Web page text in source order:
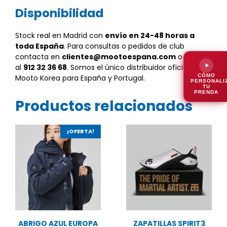
Disponibilidad
Stock real en Madrid con envío en 24-48 horas a
toda España. Para consultas o pedidos de club
contacta en clientes@mootoespana.com o llama
al 912 32 36 68. Somos el único distribuidor oficial de
Mooto Korea para España y Portugal.
Productos relacionados
¡OFERTA!
ABRIGO AZUL EUROPA
ZAPATILLAS SPIRIT3
CÓMO
TU
PRENDA